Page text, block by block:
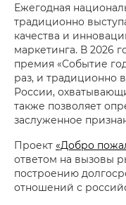
Ежегодная
традиционно
качества и
маркетинга. В 2026
премия «Событие
раз, и традиционно
России,
также позволяет
заслуженное
Проект «Добро
ответом на вызовы
построению
отношений с